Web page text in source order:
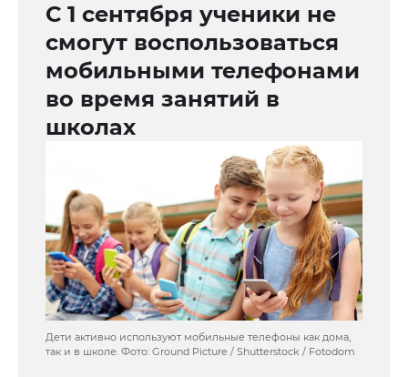
С 1 сентября ученики не
смогут воспользоваться
мобильными телефонами
во время занятий в
школах
Дети активно используют мобильные телефоны как дома,
так и в школе. Фото: Ground Picture / Shutterstock / Fotodom